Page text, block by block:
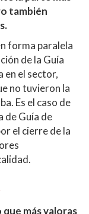
también
forma paralela
de la Guía
en el sector,
no tuvieron la
Es el caso de
de Guía de
el cierre de la
que más valoras